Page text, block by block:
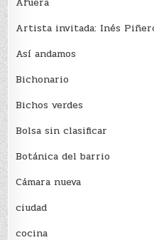
Artista invitada: Inés
Así andamos
Bichonario
Bichos verdes
Bolsa sin clasificar
Botánica del barrio
Cámara nueva
ciudad
cocina